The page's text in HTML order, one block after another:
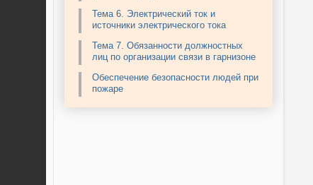
Тема 6. Электрический ток и
источники электрического тока
Тема 7. Обязанности должностных
лиц по организации связи в гарнизоне
Обеспечение безопасности людей при
пожаре